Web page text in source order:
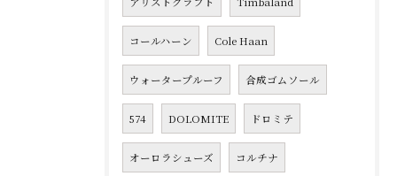
コールハーン Cole Haan
ウォータープルーフ 合成ゴムソール
574 DOLOMITE ドロミテ
オーロラシューズ コルチナ